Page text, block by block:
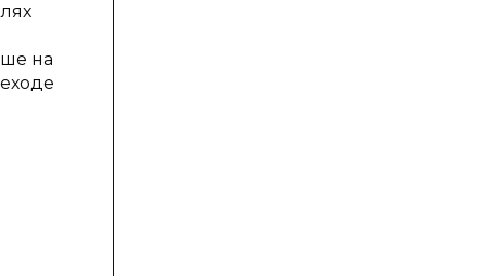
на